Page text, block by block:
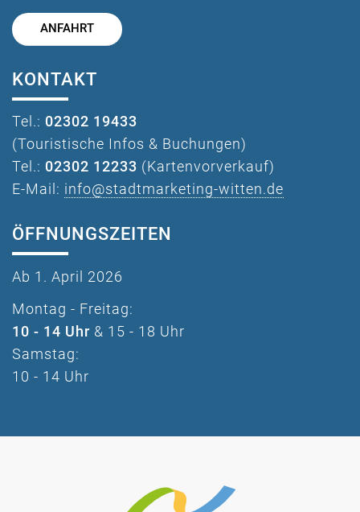
ANFAHRT
KONTAKT
Tel.: 02302 19433
(Touristische Infos & Buchungen)
Tel.: 02302 12233 (Kartenvorverkauf)
E-Mail: info@stadtmarketing-witten.de
ÖFFNUNGSZEITEN
Ab 1. April 2026
Montag - Freitag:
10 - 14 Uhr & 15 - 18 Uhr
Samstag:
10 - 14 Uhr